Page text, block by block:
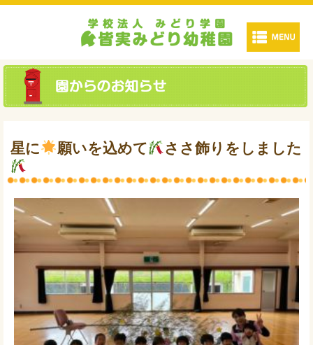
星に 願いを込めて ささ飾りをしました